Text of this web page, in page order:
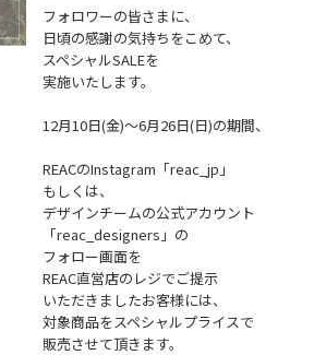
フォロワーの皆さまに、
日頃の感謝の気持ちをこめて、
スペシャルSALEを
実施いたします。
12月10日(金)〜6月26日(日)の期間、
REACのInstagram「reac_jp」
もしくは、
デザインチームの公式アカウント
「reac_designers」の
フォロー画面を
REAC直営店のレジでご提示
いただきましたお客様には、
対象商品をスペシャルプライスで
販売させて頂きます。